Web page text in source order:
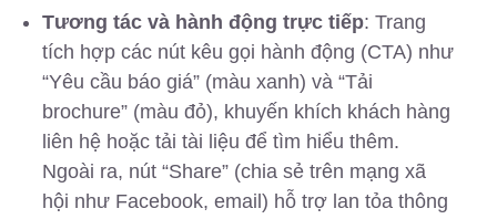
Tương tác và hành động trực tiếp: Trang
tích hợp các nút kêu gọi hành động (CTA) như
“Yêu cầu báo giá” (màu xanh) và “Tải
brochure” (màu đỏ), khuyến khích khách hàng
liên hệ hoặc tải tài liệu để tìm hiểu thêm.
Ngoài ra, nút “Share” (chia sẻ trên mạng xã
hội như Facebook, email) hỗ trợ lan tỏa thông